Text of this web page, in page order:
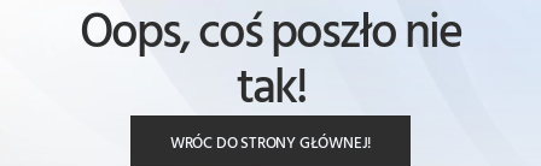
Oops, coś poszło nie
tak!
WRÓC DO STRONY GŁÓWNEJ!